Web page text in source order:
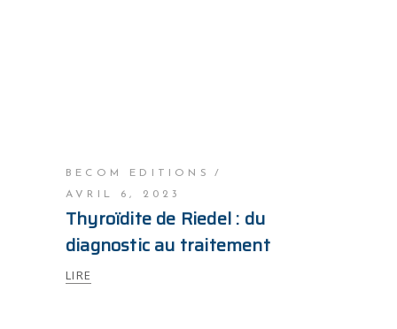
BECOM EDITIONS
AVRIL 6, 2023
Thyroïdite de Riedel : du
diagnostic au traitement
LIRE